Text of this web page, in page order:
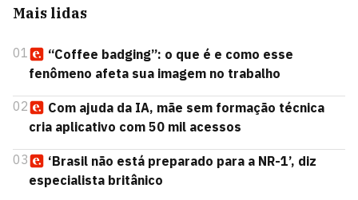
Mais lidas
01
“Coffee badging”: o que é e como esse
fenômeno afeta sua imagem no trabalho
02
Com ajuda da IA, mãe sem formação técnica
cria aplicativo com 50 mil acessos
03
‘Brasil não está preparado para a NR-1’, diz
especialista britânico